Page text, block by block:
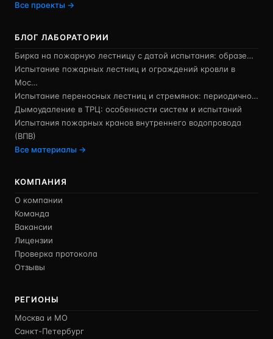
Все проекты →
БЛОГ ЛАБОРАТОРИИ
Бирка на пожарную лестницу с датой испытания: образе…
Испытание пожарных лестниц и ограждений кровли в
Мос…
Испытание переносных лестниц и стремянок: периодично…
Дымоудаление в ТРЦ: особенности систем и испытаний
Испытания пожарных кранов внутреннего водопровода
(ВПВ)
Все материалы →
КОМПАНИЯ
О компании
Команда
Вакансии
Лицензии
Проверка протокола
Отзывы
РЕГИОНЫ
Москва и МО
Санкт-Петербург